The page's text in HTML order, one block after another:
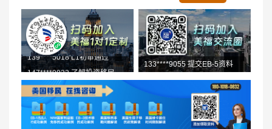
147****9032 了解投资移民 133****9055 提交EB-5资料